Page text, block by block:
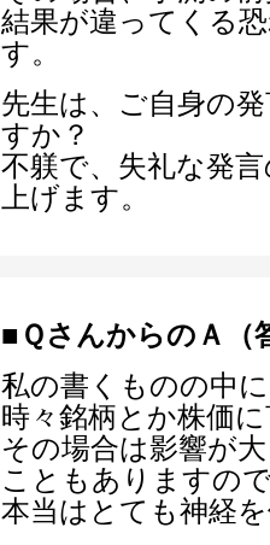
結果が違ってくる
す。
先生は、ご自身の
すか？
不躾で、失礼な発
上げます。
■ＱさんからのＡ（
私の書くものの中
時々銘柄とか株価
その場合は影響が
こともありますの
本当はとても神経